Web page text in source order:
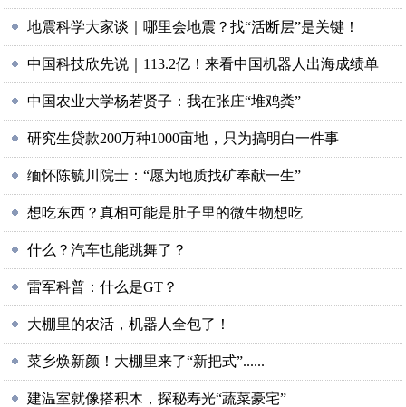
地震科学大家谈｜哪里会地震？找“活断层”是关键！
中国科技欣先说｜113.2亿！来看中国机器人出海成绩单
中国农业大学杨若贤子：我在张庄“堆鸡粪”
研究生贷款200万种1000亩地，只为搞明白一件事
缅怀陈毓川院士：“愿为地质找矿奉献一生”
想吃东西？真相可能是肚子里的微生物想吃
什么？汽车也能跳舞了？
雷军科普：什么是GT？
大棚里的农活，机器人全包了！
菜乡焕新颜！大棚里来了“新把式”......
建温室就像搭积木，探秘寿光“蔬菜豪宅”